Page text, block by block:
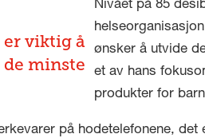
er viktig å
minste
Nivået på 85
ønsker å utvide
et av hans
produkter for
på hodetelefonene, det